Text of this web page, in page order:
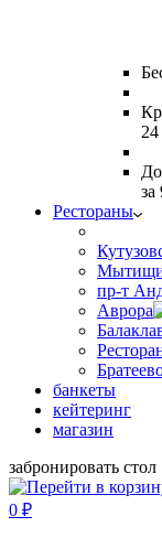
за
Рестораны
пр-т
Аврора
банкеты
кейтеринг
магазин
забронировать стол
0 ₽